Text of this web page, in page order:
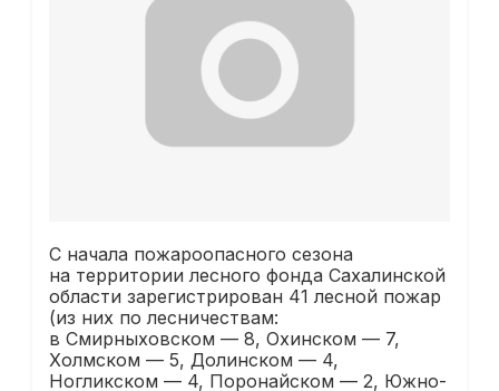
С начала пожароопасного сезона
на территории лесного фонда Сахалинской
области зарегистрирован 41 лесной пожар
(из них по лесничествам:
в Смирныховском — 8, Охинском — 7,
Холмском — 5, Долинском — 4,
Ногликском — 4, Поронайском — 2, Южно-